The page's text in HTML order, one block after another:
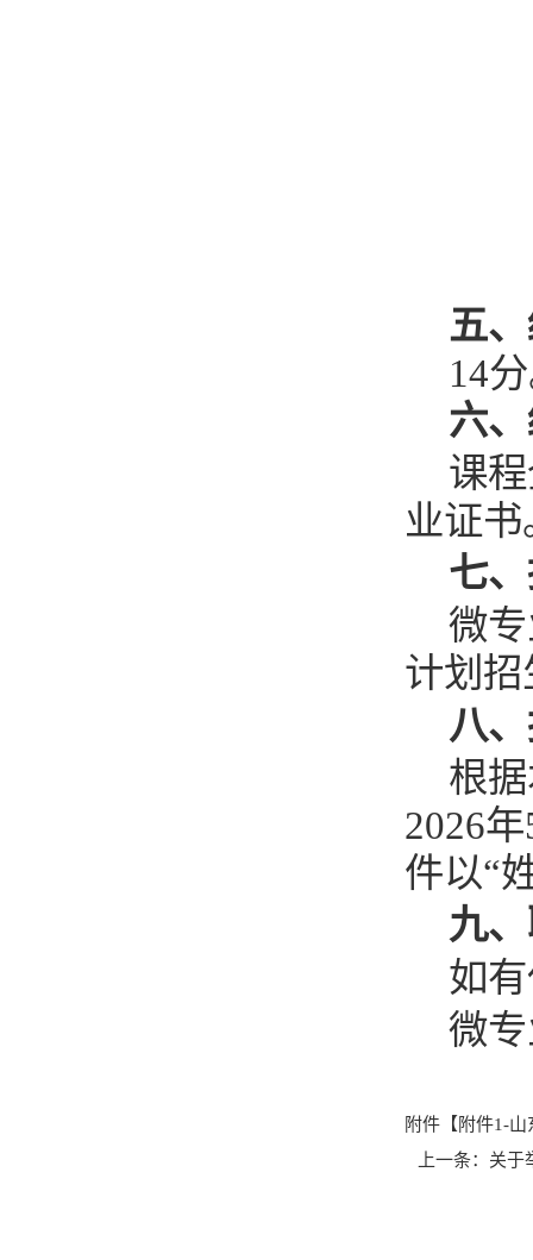
五、
14
六、
课
业证书
七、
微
计划
八、
根
2026年
件以“
九、
如
微
附件【 附件1-
上一条： 关于